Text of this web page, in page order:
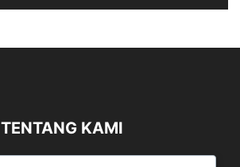
TENTANG KAMI